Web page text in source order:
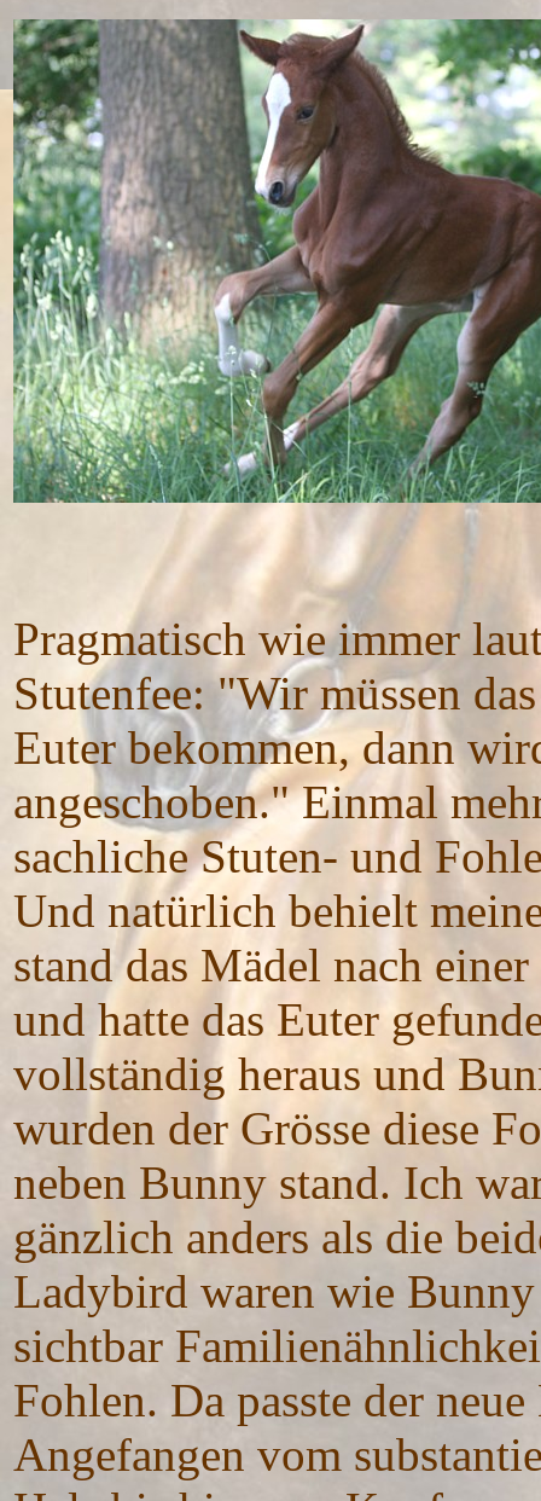
Pragmatisch wie immer
Stutenfee: "Wir müssen
Euter bekommen, dann
angeschoben." Einmal
sachliche Stuten- und
Und natürlich behielt
stand das Mädel nach
und hatte das Euter
vollständig heraus und
wurden der Grösse diese
neben Bunny stand. Ich
gänzlich anders als die
Ladybird waren wie
sichtbar
Fohlen. Da passte der
Angefangen vom